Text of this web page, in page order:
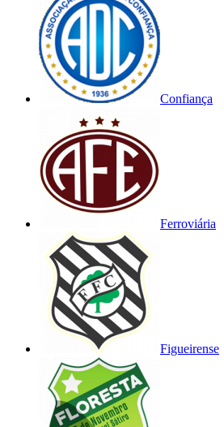
Confiança
Ferroviária
Figueirense